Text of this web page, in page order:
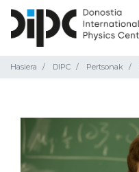
Hasiera DIPC Pertsonak